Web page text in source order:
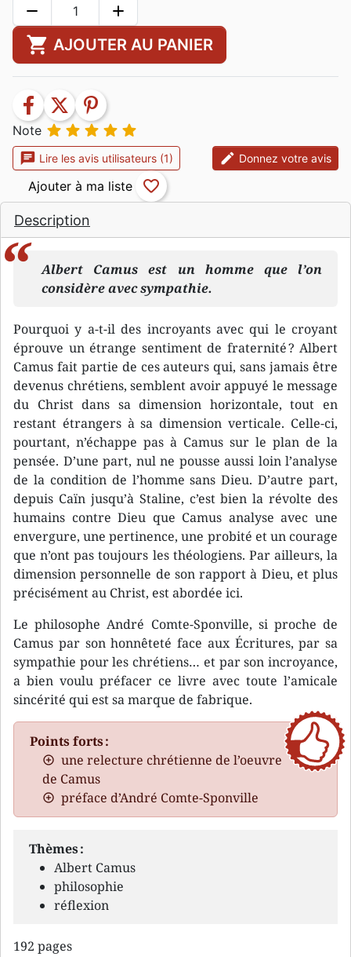
Description
Albert Camus est un homme que l’on
considère avec sympathie.
Pourquoi y a-t-il des incroyants avec qui le croyant
éprouve un étrange sentiment de fraternité ? Albert
Camus fait partie de ces auteurs qui, sans jamais être
devenus chrétiens, semblent avoir appuyé le message
du Christ dans sa dimension horizontale, tout en
restant étrangers à sa dimension verticale. Celle-ci,
pourtant, n’échappe pas à Camus sur le plan de la
pensée. D’une part, nul ne pousse aussi loin l’analyse
de la condition de l’homme sans Dieu. D’autre part,
depuis Caïn jusqu’à Staline, c’est bien la révolte des
humains contre Dieu que Camus analyse avec une
envergure, une pertinence, une probité et un courage
que n’ont pas toujours les théologiens. Par ailleurs, la
dimension personnelle de son rapport à Dieu, et plus
précisément au Christ, est abordée ici.
Le philosophe André Comte-Sponville, si proche de
Camus par son honnêteté face aux Écritures, par sa
sympathie pour les chrétiens… et par son incroyance,
a bien voulu préfacer ce livre avec toute l’amicale
sincérité qui est sa marque de fabrique.
Points forts :
une relecture chrétienne de l’oeuvre
de Camus
préface d’André Comte-Sponville
Thèmes :
Albert Camus
philosophie
réflexion
192 pages
remove add
shopping_cart AJOUTER AU PANIER
facebook twitter pinterest
Note     
chat Lire les avis utilisateurs (1) edit Donnez votre avis
favorite_border